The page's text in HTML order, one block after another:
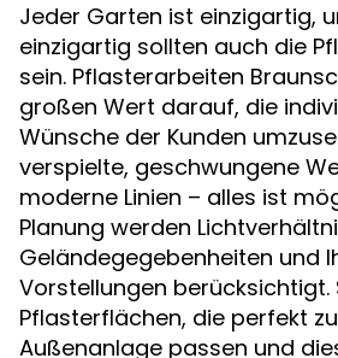
Jeder Garten ist einzigartig,
einzigartig sollten auch die
sein. Pflasterarbeiten
großen Wert darauf, die
Wünsche der Kunden
verspielte, geschwungene
moderne Linien – alles ist
Planung werden
Geländegegebenheiten und
Vorstellungen berücksichtigt.
Pflasterflächen, die perfekt
Außenanlage passen und